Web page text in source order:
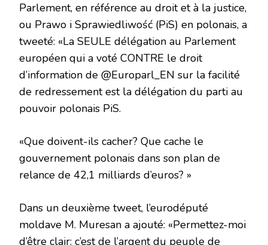
Parlement, en référence au droit et à la justice,
ou Prawo i Sprawiedliwość (PiS) en polonais, a
tweeté: «La SEULE délégation au Parlement
européen qui a voté CONTRE le droit
d’information de @Europarl_EN sur la facilité
de redressement est la délégation du parti au
pouvoir polonais PiS.
«Que doivent-ils cacher? Que cache le
gouvernement polonais dans son plan de
relance de 42,1 milliards d’euros? »
Dans un deuxième tweet, l’eurodéputé
moldave M. Muresan a ajouté: «Permettez-moi
d’être clair: c’est de l’argent du peuple de